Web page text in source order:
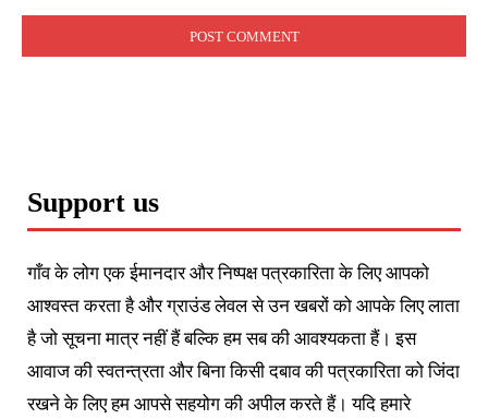
Support us
गाँव के लोग एक ईमानदार और निष्पक्ष पत्रकारिता के लिए आपको
आश्वस्त करता है और ग्राउंड लेवल से उन खबरों को आपके लिए लाता
है जो सूचना मात्र नहीं हैं बल्कि हम सब की आवश्यकता हैं। इस
आवाज की स्वतन्त्रता और बिना किसी दबाव की पत्रकारिता को जिंदा
रखने के लिए हम आपसे सहयोग की अपील करते हैं। यदि हमारे